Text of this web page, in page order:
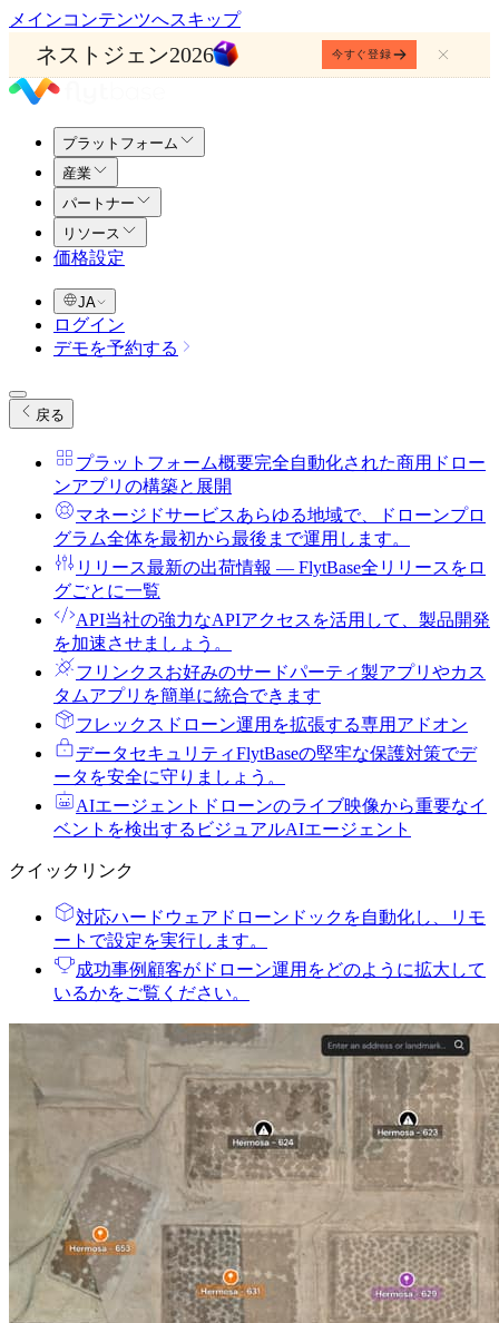
メインコンテンツへスキップ
ネストジェン2026 今すぐ登録
プラットフォーム
産業
パートナー
リソース
価格設定
JA
ログイン
デモを予約する
戻る
プラットフォーム概要完全自動化された商用ドロー
ンアプリの構築と展開
マネージドサービスあらゆる地域で、ドローンプロ
グラム全体を最初から最後まで運用します。
リリース最新の出荷情報 ― FlytBase全リリースをロ
グごとに一覧
API当社の強力なAPIアクセスを活用して、製品開発
を加速させましょう。
フリンクスお好みのサードパーティ製アプリやカス
タムアプリを簡単に統合できます
フレックス ドローン運用を拡張する専用アドオン
データセキュリティFlytBaseの堅牢な保護対策でデ
ータを安全に守りましょう。
AIエージェント ドローンのライブ映像から重要なイ
ベントを検出するビジュアルAIエージェント
クイックリンク
対応ハードウェア ドローンドックを自動化し、リモ
ートで設定を実行します。
成功事例 顧客がドローン運用をどのように拡大して
いるかをご覧ください。